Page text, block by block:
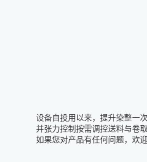
设备自投用以来，提升染整一
并张力控制按需调控送料与卷
如果您对产品有任何问题，欢